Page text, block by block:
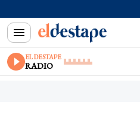
EL DESTAPE
RADIO